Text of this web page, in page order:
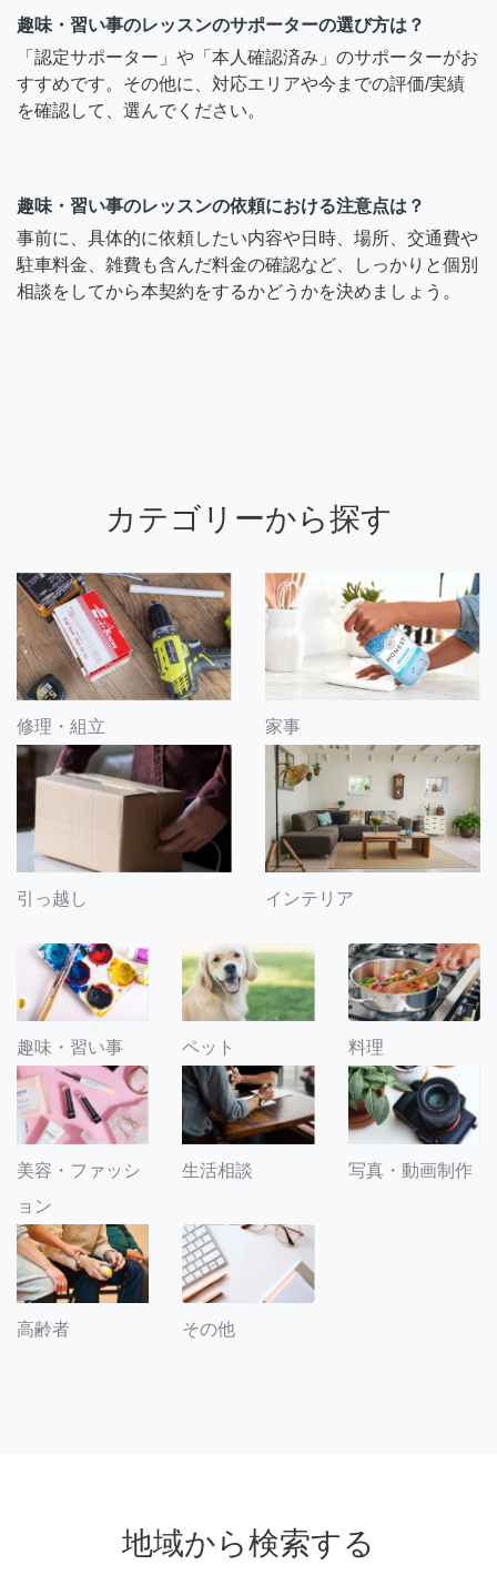
趣味・習い事のレッスンのサポーターの選び方は？
「認定サポーター」や「本人確認済み」のサポーターがお
すすめです。その他に、対応エリアや今までの評価/実績
を確認して、選んでください。
趣味・習い事のレッスンの依頼における注意点は？
事前に、具体的に依頼したい内容や日時、場所、交通費や
駐車料金、雑費も含んだ料金の確認など、しっかりと個別
相談をしてから本契約をするかどうかを決めましょう。
カテゴリーから探す
修理・組立 家事
引っ越し インテリア
趣味・習い事 ペット 料理
美容・ファッシ
ョン
生活相談 写真・動画制作
高齢者 その他
地域から検索する